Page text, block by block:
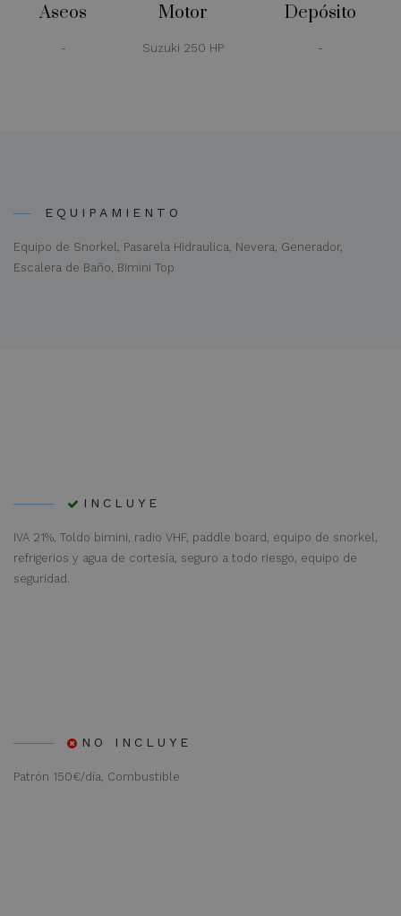
Aseos
-
Motor
Suzuki 250 HP
Depósito
-
EQUIPAMIENTO
Equipo de Snorkel, Pasarela Hidraulica, Nevera, Generador,
Escalera de Baño, Bimini Top
INCLUYE
IVA 21%, Toldo bimini, radio VHF, paddle board, equipo de snorkel,
refrigerios y agua de cortesía, seguro a todo riesgo, equipo de
seguridad.
NO INCLUYE
Patrón 150€/día, Combustible